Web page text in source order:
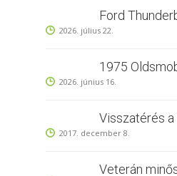
Ford
2026. július 22.
1975
2026. június 16.
Visszatérés
2017. december 8.
Veterán